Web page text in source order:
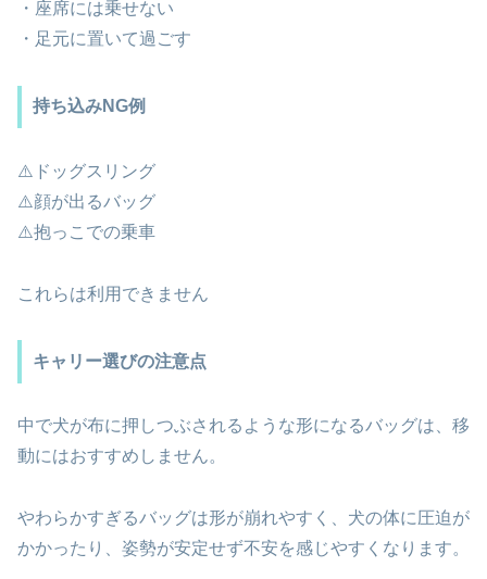
・座席には乗せない
・足元に置いて過ごす
持ち込みNG例
⚠️ドッグスリング
⚠️顔が出るバッグ
⚠️抱っこでの乗車
これらは利用できません
キャリー選びの注意点
中で犬が布に押しつぶされるような形になるバッグは、移
動にはおすすめしません。
やわらかすぎるバッグは形が崩れやすく、犬の体に圧迫が
かかったり、姿勢が安定せず不安を感じやすくなります。